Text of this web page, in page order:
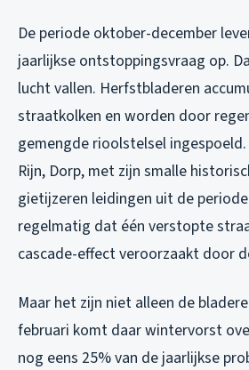
De periode oktober-december
jaarlijkse ontstoppingsvraag op.
lucht vallen. Herfstbladeren
straatkolken en worden door
gemengde rioolstelsel
Rijn, Dorp, met zijn smalle
gietijzeren leidingen uit de
regelmatig dat één verstopte
cascade-effect veroorzaakt door
Maar het zijn niet alleen de
februari komt daar wintervorst
nog eens 25% van de jaarlijkse